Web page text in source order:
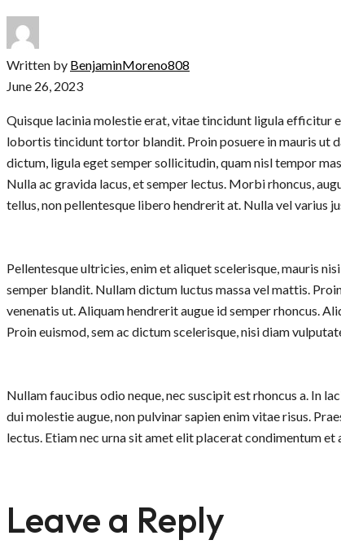
Written by BenjaminMoreno808
June 26, 2023
Quisque lacinia molestie erat, vitae tincidunt ligula efficitur
lobortis tincidunt tortor blandit. Proin posuere in mauris ut
dictum, ligula eget semper sollicitudin, quam nisl tempor
Nulla ac gravida lacus, et semper lectus. Morbi rhoncus,
tellus, non pellentesque libero hendrerit at. Nulla vel varius
Pellentesque ultricies, enim et aliquet scelerisque, mauris
semper blandit. Nullam dictum luctus massa vel mattis.
venenatis ut. Aliquam hendrerit augue id semper rhoncus.
Proin euismod, sem ac dictum scelerisque, nisi diam
Nullam faucibus odio neque, nec suscipit est rhoncus a. In
dui molestie augue, non pulvinar sapien enim vitae risus.
lectus. Etiam nec urna sit amet elit placerat condimentum
Leave a Reply